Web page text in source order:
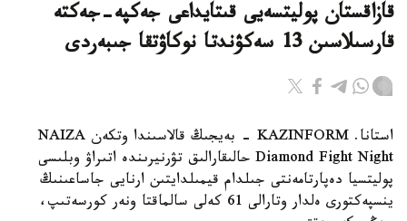
قازاقستان پوليتسەيى قىتايداعى جەكپە-جەكتە
قارسىلاسىن 13 سەكۋندتا نوكاۋتقا جىبەردى
استانا. KAZINFORM - بەيجىڭ قالاسىندا وتكەن NAIZA
Diamond Fight Night حالىقارالىق تۋرنيرىندە اتىراۋ وبلىسى
پوليتسيا دەپارتامەنتى جىلدام قيمىلدايتىن ارنايى جاساعىنىڭ
ينسپەكتورى ەلدار وتارالى 61 كەلى سالماقتا ونەر كورسەتىپ،